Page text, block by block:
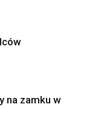
na zamku w